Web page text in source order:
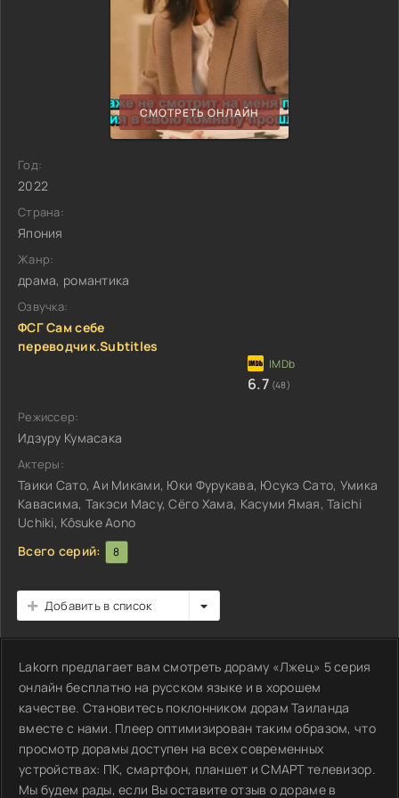
СМОТРЕТЬ ОНЛАЙН
Год:
2022
Страна:
Япония
Жанр:
драма, романтика
Озвучка:
ФСГ Сам себе
переводчик.Subtitles
6.7 (48)
Режиссер:
Идзуру Кумасака
Актеры:
Таики Сато, Аи Миками, Юки Фурукава, Юсукэ Сато, Умика
Кавасима, Такэси Масу, Сёго Хама, Касуми Ямая, Taichi
Uchiki, Kôsuke Aono
Всего серий:
8
Добавить в список
Lakorn предлагает вам смотреть дораму «Лжец» 5 серия
онлайн бесплатно на русском языке и в хорошем
качестве. Становитесь поклонником дорам Таиланда
вместе с нами. Плеер оптимизирован таким образом, что
просмотр дорамы доступен на всех современных
устройствах: ПК, смартфон, планшет и СМАРТ телевизор.
Мы будем рады, если Вы оставите отзыв о дораме в